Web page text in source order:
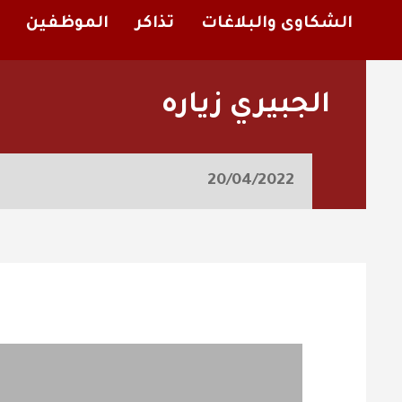
الشكاوى والبلاغات تذاكر الموظفين
الجبيري زياره
20/04/2022